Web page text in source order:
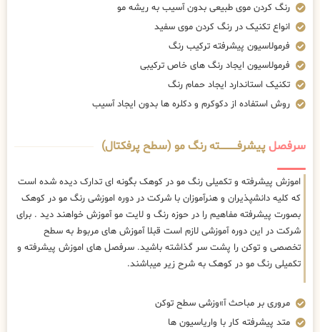
رنگ کردن موی طبیعی بدون آسیب به ریشه مو
انواع تکنیک در رنگ کردن موی سفید
فرمولاسیون پیشرفته ترکیب رنگ
فرمولاسیون ایجاد رنگ های خاص ترکیبی
تکنیک استاندارد ایجاد حمام رنگ
روش استفاده از دکوکرم و دکلره ها بدون ایجاد آسیب
سرفصلپیشرفــــــــــــته رنگ مو (سطح پرفکتال)
اموزش پیشرفته و تکمیلی رنگ مو در کوهک بگونه ای تدارک دیده شده است
که کلیه دانشپذیران و هنرآموزان با شرکت در دوره اموزشی رنگ مو در کوهک
بصورت پیشرفته مفاهیم را در حوزه رنگ و لایت مو آموزش خواهند دید . برای
شرکت در این دوره آموزشی لازم است قبلا آموزش های مربوط به سطح
تخصصی و توکن را پشت سر گذاشته باشید. سرفصل های اموزش پیشرفته و
تکمیلی رنگ مو در کوهک به شرح زیر میباشند.
مروری بر مباحث آ»وزشی سطح توکن
متد پیشرفته کار با واریاسیون ها